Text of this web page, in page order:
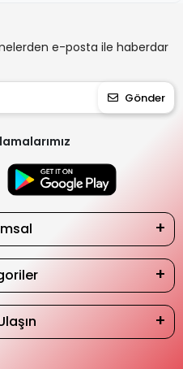
e-posta ile haberdar
Gönder